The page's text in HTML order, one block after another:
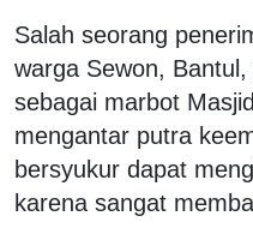
Salah seorang
warga Sewon,
sebagai marbot
mengantar putra
bersyukur dapat
karena sangat